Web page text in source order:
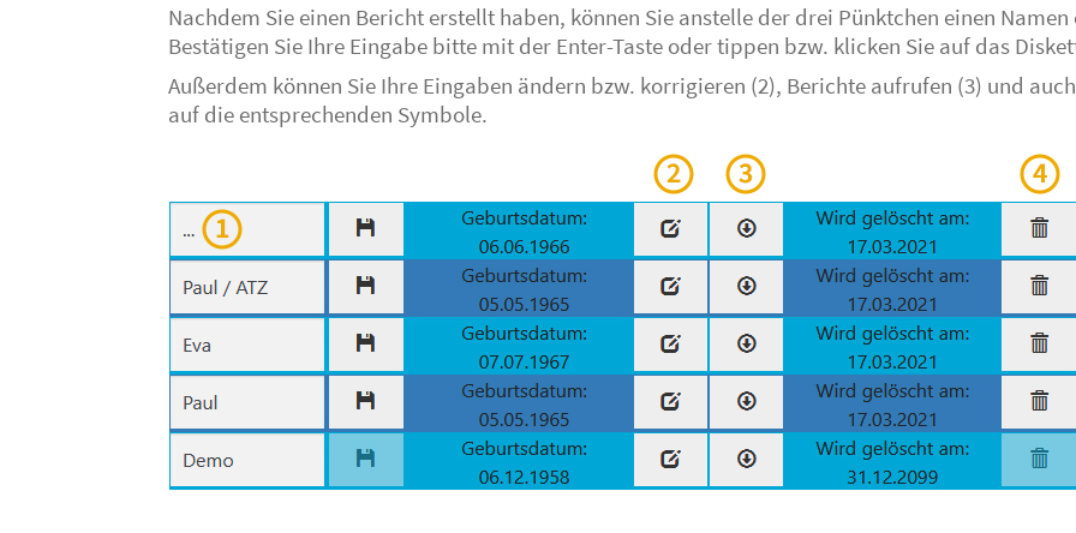
Nachdem Sie einen Bericht erstellt haben, können Sie anstelle der drei Pünktchen einen
Bestätigen Sie Ihre Eingabe bitte mit der Enter-Taste oder tippen bzw. klicken Sie auf das
Außerdem können Sie Ihre Eingaben ändern bzw. korrigieren (2), Berichte aufrufen (3) und
auf die entsprechenden Symbole.